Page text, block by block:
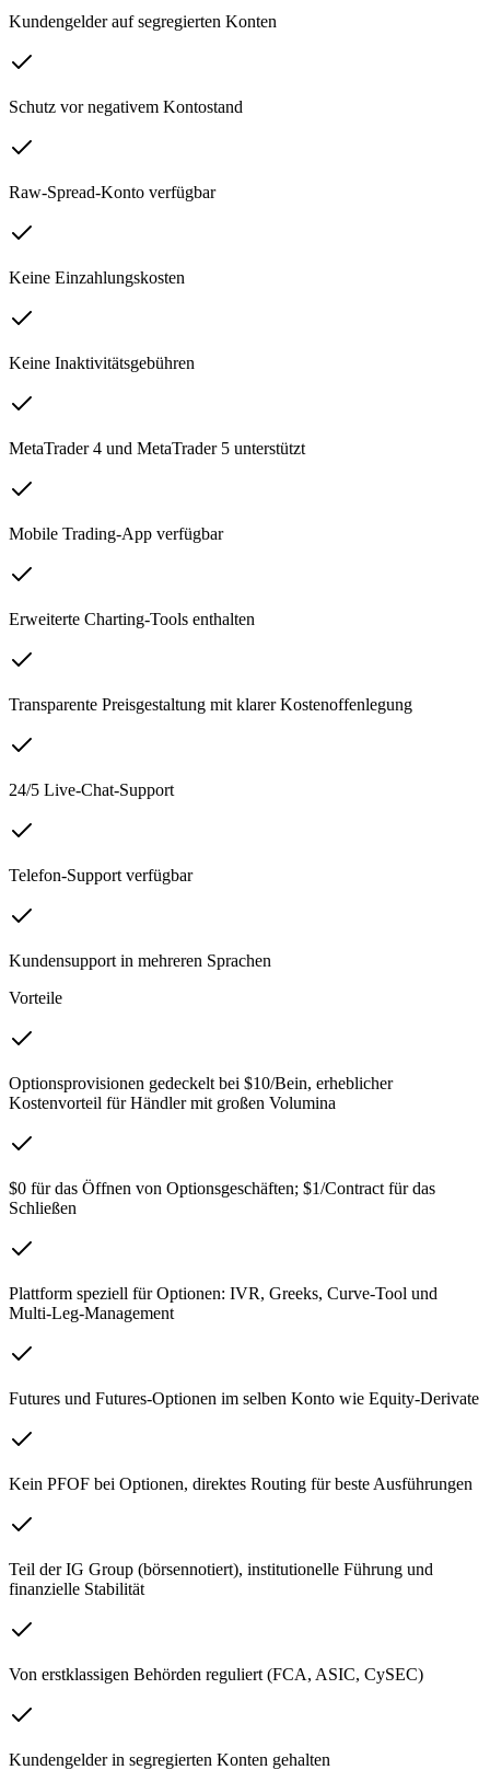
Kundengelder auf segregierten Konten
Schutz vor negativem Kontostand
Raw-Spread-Konto verfügbar
Keine Einzahlungskosten
Keine Inaktivitätsgebühren
MetaTrader 4 und MetaTrader 5 unterstützt
Mobile Trading-App verfügbar
Erweiterte Charting-Tools enthalten
Transparente Preisgestaltung mit klarer Kostenoffenlegung
24/5 Live-Chat-Support
Telefon-Support verfügbar
Kundensupport in mehreren Sprachen
Vorteile
Optionsprovisionen gedeckelt bei $10/Bein, erheblicher
Kostenvorteil für Händler mit großen Volumina
$0 für das Öffnen von Optionsgeschäften; $1/Contract für das
Schließen
Plattform speziell für Optionen: IVR, Greeks, Curve-Tool und
Multi-Leg-Management
Futures und Futures-Optionen im selben Konto wie Equity-Derivate
Kein PFOF bei Optionen, direktes Routing für beste Ausführungen
Teil der IG Group (börsennotiert), institutionelle Führung und
finanzielle Stabilität
Von erstklassigen Behörden reguliert (FCA, ASIC, CySEC)
Kundengelder in segregierten Konten gehalten